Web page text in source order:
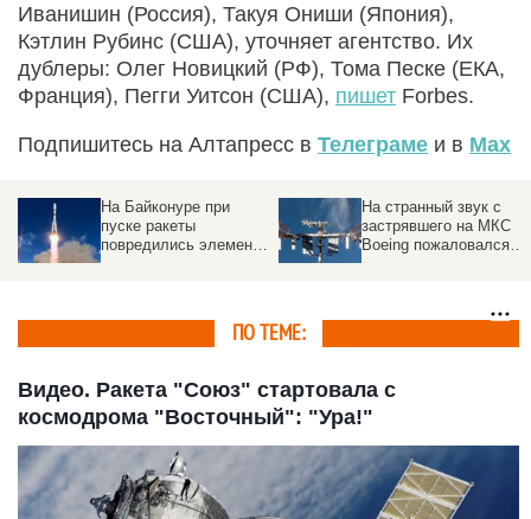
Иванишин (Россия), Такуя Ониши (Япония),
Кэтлин Рубинс (США), уточняет агентство. Их
дублеры: Олег Новицкий (РФ), Тома Песке (ЕКА,
Франция), Пегги Уитсон (США), пишет Forbes.
Подпишитесь на Алтапресс в Телеграме и в Max
На Байконуре при
пуске ракеты
повредились элементы
На странный звук с
застрявшего на МКС
Boeing пожаловался
ПО ТЕМЕ:
Видео. Ракета "Союз" стартовала с
космодрома "Восточный": "Ура!"